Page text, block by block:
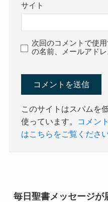
サイト
次回のコメントで使
の名前、メールアド
このサイトはスパムを
使っています。
コメン
はこちらをご覧くださ
毎日聖書メッセージが